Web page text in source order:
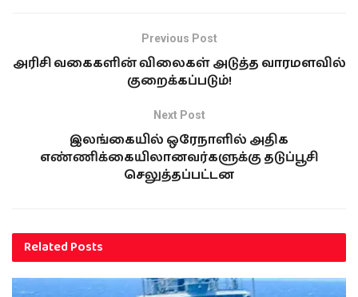
Previous Post
அரிசி வகைகளின் விலைகள் அடுத்த வாரமளவில்
குறைக்கப்படும்!
Next Post
இலங்கையில் ஒரேநாளில் அதிக
எண்ணிக்கையிலானவர்களுக்கு தடுப்பூசி
செலுத்தப்பட்டன
RelatedPosts